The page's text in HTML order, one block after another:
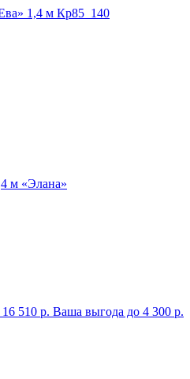
1,4 м Кр85_140
м «Элана»
16 510 р. Ваша выгода до 4 300 р.